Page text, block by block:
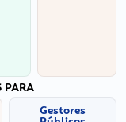
PARA
Gestores